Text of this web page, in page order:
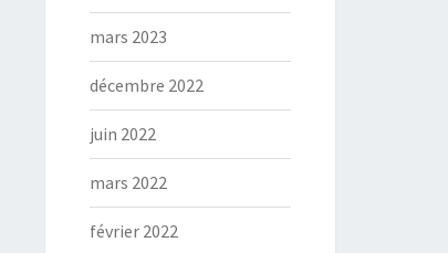
mars 2023
décembre 2022
juin 2022
mars 2022
février 2022